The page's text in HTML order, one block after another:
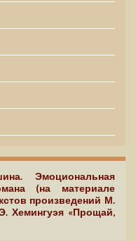
Эмоциональная
(на материале
произведений М.
Хемингуэя «Прощай,